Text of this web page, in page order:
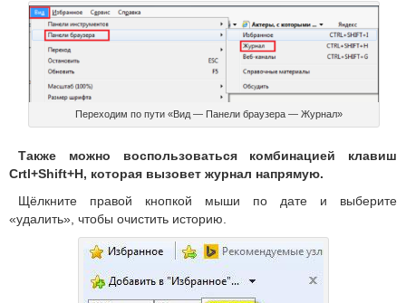
Переходим по пути «Вид — Панели браузера — Журнал»
Также можно воспользоваться комбинацией клавиш
Crtl+Shift+H, которая вызовет журнал напрямую.
Щёлкните правой кнопкой мыши по дате и выберите
«удалить», чтобы очистить историю.